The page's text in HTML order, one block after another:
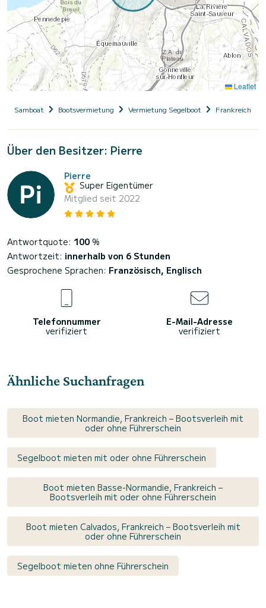
Leaflet
Samboat Bootsvermietung Vermietung Segelboot Frankreich
Über den Besitzer: Pierre
Pierre
Super Eigentümer
Mitglied seit 2022
Antwortquote: 100 %
Antwortzeit: innerhalb von 6 Stunden
Gesprochene Sprachen: Französisch, Englisch
Telefonnummer
verifiziert
E-Mail-Adresse
verifiziert
Ähnliche Suchanfragen
Boot mieten Normandie, Frankreich – Bootsverleih mit
oder ohne Führerschein
Segelboot mieten mit oder ohne Führerschein
Boot mieten Basse-Normandie, Frankreich –
Bootsverleih mit oder ohne Führerschein
Boot mieten Calvados, Frankreich – Bootsverleih mit
oder ohne Führerschein
Segelboot mieten ohne Führerschein